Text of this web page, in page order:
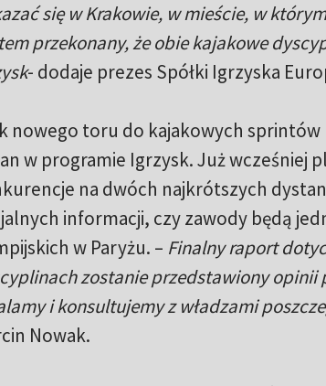
się w Krakowie, w mieście, w
przekonany, że obie kajakowe
- dodaje prezes Spółki Igrzyska
nowego toru do kajakowych
w programie Igrzysk. Już wcześniej
na dwóch najkrótszych
informacji, czy zawody będą
w Paryżu. – Finalny raport
zostanie przedstawiony opinii
i konsultujemy z władzami
Nowak.